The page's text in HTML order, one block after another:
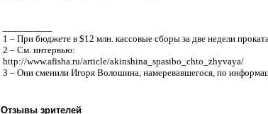
1 – При бюджете в $12 млн. кассовые сборы за две недели
2 – См. интервью:
http://www.afisha.ru/article/akinshina_spasibo_chto_zhyvaya/
3 – Они сменили Игоря Волошина, намеревавшегося, по
Отзывы зрителей